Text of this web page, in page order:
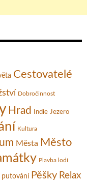
Cestovatelé
Dobročinnost
Hrad Indie Jezero
Kultura
Města Město
Plavba lodí
putování Pěšky Relax